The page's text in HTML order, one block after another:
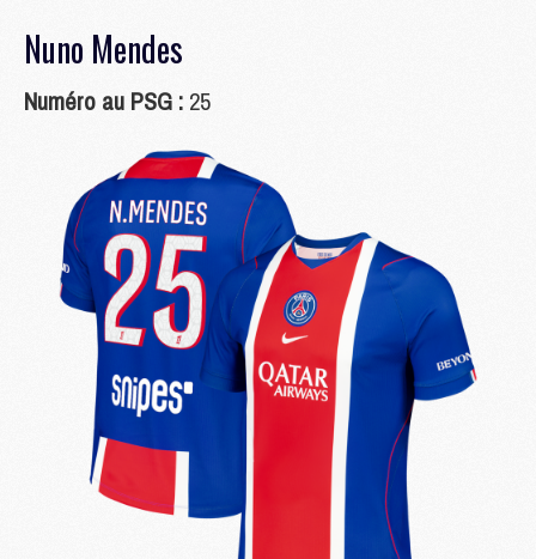
Nuno Mendes
Numéro au PSG : 25